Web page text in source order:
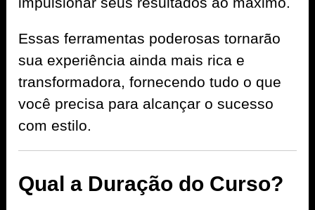
Essas ferramentas poderosas tornarão
sua experiência ainda mais rica e
transformadora, fornecendo tudo o que
você precisa para alcançar o sucesso
com estilo.
Qual a Duração do Curso?